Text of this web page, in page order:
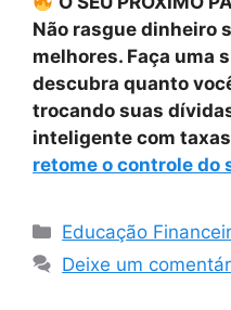
Não rasgue dinheiro
melhores. Faça uma
descubra quanto
trocando suas
inteligente com
retome o controle do
Categorias
Educação
Deixe um